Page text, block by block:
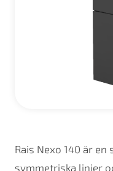
Rais Nexo 140 är
symmetriska linjer